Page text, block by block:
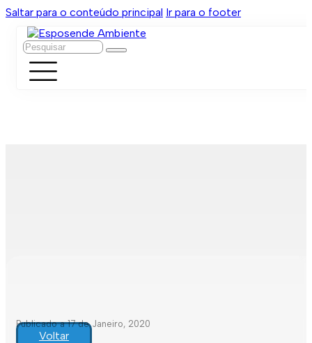
Saltar para o conteúdo principal Ir para o footer
Pesquisar
Publicado a 17 de Janeiro, 2020
Voltar